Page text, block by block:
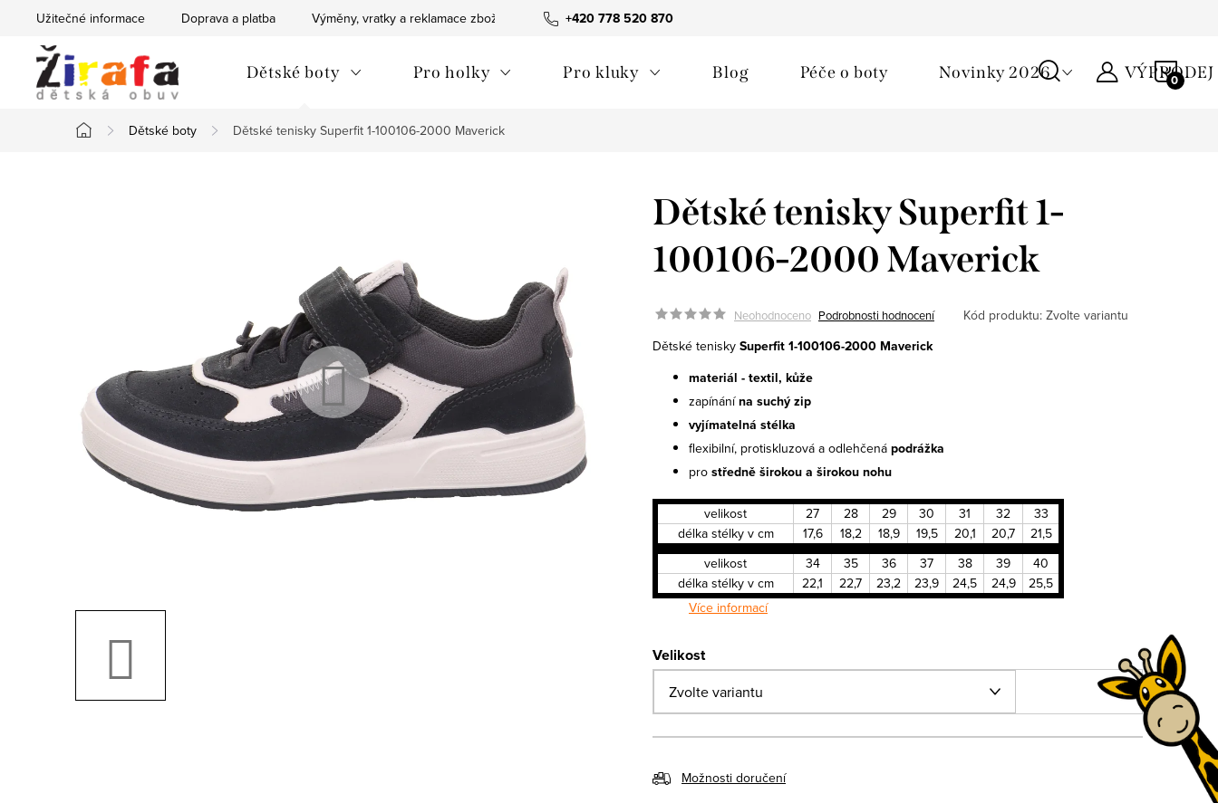
obsah
+420 778 520 870
Užitečné informace Doprava a platba Výměny, vratky a reklamace zboží Obchodní podmínky
Dětské boty Pro holky Pro kluky Blog Péče o boty Novinky 2026 VÝPRODEJ
Domů
Dětské boty Dětské tenisky Superfit 1-100106-2000 Maverick
Dětské tenisky Superfit 1-
100106-2000 Maverick
Neohodnoceno Podrobnosti hodnocení Kód produktu: Zvolte variantu
Dětské tenisky Superfit 1-100106-2000 Maverick
materiál - textil, kůže
zapínánína suchý zip
vyjímatelná stélka
flexibilní, protiskluzová a odlehčená podrážka
pro středně širokou a širokou nohu
velikost 27 28 29 30 31 32
33
délka stélky v cm
17,6 18,2 18,9 19,5 20,1 20,7
21,5
velikost
34 35 36 37 38 39
40
délka stélky v cm
22,1 22,7 23,2 23,9 24,5 24,9
25,5
Více informací
Velikost
Možnosti doručení